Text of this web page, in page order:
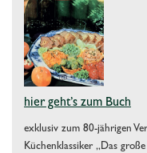
hier geht’s zum Buch
exklusiv zum 80-jährigen
Küchenklassiker „Das